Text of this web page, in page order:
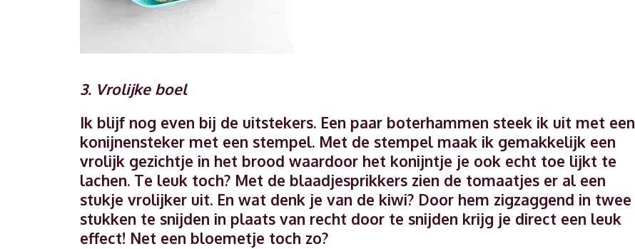
3. Vrolijke boel
Ik blijf nog even bij de uitstekers. Een paar boterhammen steek ik uit met een
konijnensteker met een stempel. Met de stempel maak ik gemakkelijk een
vrolijk gezichtje in het brood waardoor het konijntje je ook echt toe lijkt te
lachen. Te leuk toch? Met de blaadjesprikkers zien de tomaatjes er al een
stukje vrolijker uit. En wat denk je van de kiwi? Door hem zigzaggend in twee
stukken te snijden in plaats van recht door te snijden krijg je direct een leuk
effect! Net een bloemetje toch zo?